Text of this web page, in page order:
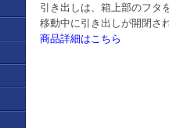
引き出しは、箱上部のフタ
移動中に引き出しが開閉さ
商品詳細はこちら